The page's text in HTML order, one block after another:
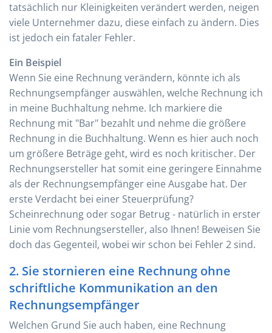
tatsächlich nur Kleinigkeiten verändert werden, neigen
viele Unternehmer dazu, diese einfach zu ändern. Dies
ist jedoch ein fataler Fehler.
Ein Beispiel
Wenn Sie eine Rechnung verändern, könnte ich als
Rechnungsempfänger auswählen, welche Rechnung ich
in meine Buchhaltung nehme. Ich markiere die
Rechnung mit "Bar" bezahlt und nehme die größere
Rechnung in die Buchhaltung. Wenn es hier auch noch
um größere Beträge geht, wird es noch kritischer. Der
Rechnungsersteller hat somit eine geringere Einnahme
als der Rechnungsempfänger eine Ausgabe hat. Der
erste Verdacht bei einer Steuerprüfung?
Scheinrechnung oder sogar Betrug - natürlich in erster
Linie vom Rechnungsersteller, also Ihnen! Beweisen Sie
doch das Gegenteil, wobei wir schon bei Fehler 2 sind.
2. Sie stornieren eine Rechnung ohne
schriftliche Kommunikation an den
Rechnungsempfänger
Welchen Grund Sie auch haben, eine Rechnung